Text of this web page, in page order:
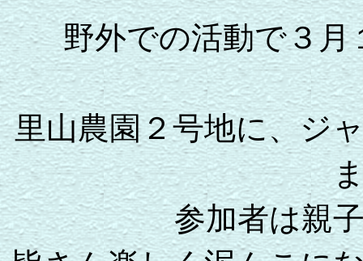
野外での活動で３月
里山農園２号地に、ジ
参加者は親